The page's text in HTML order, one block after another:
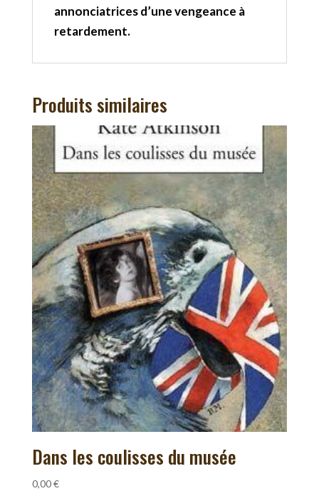
annonciatrices d’une vengeance à
retardement.
Produits similaires
Dans les coulisses du musée
0,00€